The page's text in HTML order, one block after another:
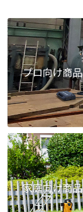
プロ向け商品
家庭向け商品